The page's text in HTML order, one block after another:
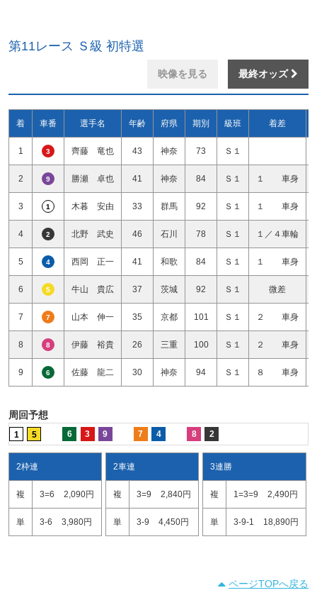
第11レース Ｓ級 初特選
映像を見る 最終オッズ
着 車番 選手名 年齢 府県 期別 級班 着差
1 3 齊藤 竜也 43 神奈 73 Ｓ１
2 9 勝瀬 卓也 41 神奈 84 Ｓ１ １ 車身
3 1 木暮 安由 33 群馬 92 Ｓ１ １ 車身
4 2 北野 武史 46 石川 78 Ｓ１ １／４車輪
5 4 西岡 正一 41 和歌 84 Ｓ１ １ 車身
6 5 牛山 貴広 37 茨城 92 Ｓ１ 微差
7 7 山本 伸一 35 京都 101 Ｓ１ ２ 車身
8 8 伊藤 裕貴 26 三重 100 Ｓ１ ２ 車身
9 6 佐藤 龍二 30 神奈 94 Ｓ１ ８ 車身
周回予想
1 5 6 3 9 7 4 8 2
2枠連
複 3=6 2,090円
単 3-6 3,980円
2車連
複 3=9 2,840円
単 3-9 4,450円
3連勝
複 1=3=9 2,490円
単 3-9-1 18,890円
ページTOPへ戻る